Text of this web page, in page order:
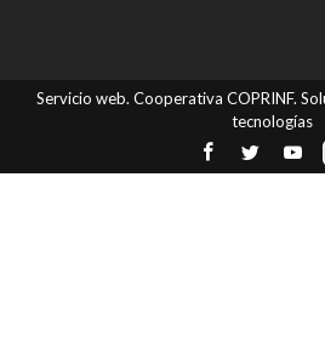
Servicio web. Cooperativa COPRINF.
tecnologías